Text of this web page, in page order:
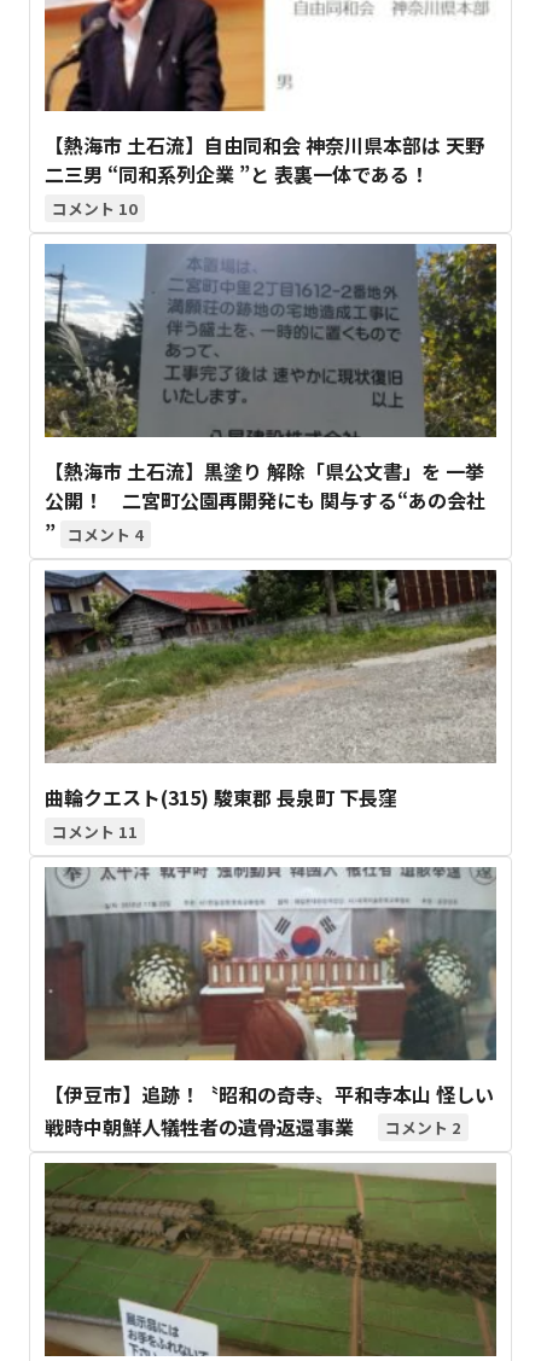
【熱海市 土石流】自由同和会 神奈川県本部は 天野
二三男 “同和系列企業 ”と 表裏一体である！
10
【熱海市 土石流】黒塗り 解除「県公文書」を 一挙
公開！ 二宮町公園再開発にも 関与する“あの会社
”
4
曲輪クエスト(315) 駿東郡 長泉町 下長窪
11
【伊豆市】追跡！〝昭和の奇寺〟平和寺本山 怪しい
戦時中朝鮮人犠牲者の遺骨返還事業
2